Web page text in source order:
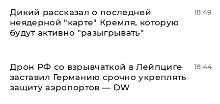
Дикий рассказал о последней
неядерной "карте" Кремля, которую
будут активно "разыгрывать"
18:49
​Дрон РФ со взрывчаткой в Лейпциге
заставил Германию срочно укреплять
защиту аэропортов — DW
18:44